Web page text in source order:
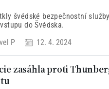
švédské bezpečnostní
do Švédska.
P 12. 4. 2024
zasáhla proti